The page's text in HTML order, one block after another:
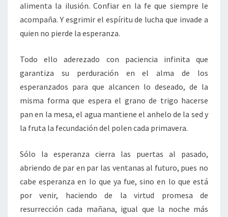
alimenta la ilusión. Confiar en la fe que siempre le
acompaña. Y esgrimir el espíritu de lucha que invade a
quien no pierde la esperanza.
Todo ello aderezado con paciencia infinita que
garantiza su perduración en el alma de los
esperanzados para que alcancen lo deseado, de la
misma forma que espera el grano de trigo hacerse
pan en la mesa, el agua mantiene el anhelo de la sed y
la fruta la fecundación del polen cada primavera.
Sólo la esperanza cierra las puertas al pasado,
abriendo de par en par las ventanas al futuro, pues no
cabe esperanza en lo que ya fue, sino en lo que está
por venir, haciendo de la virtud promesa de
resurrección cada mañana, igual que la noche más